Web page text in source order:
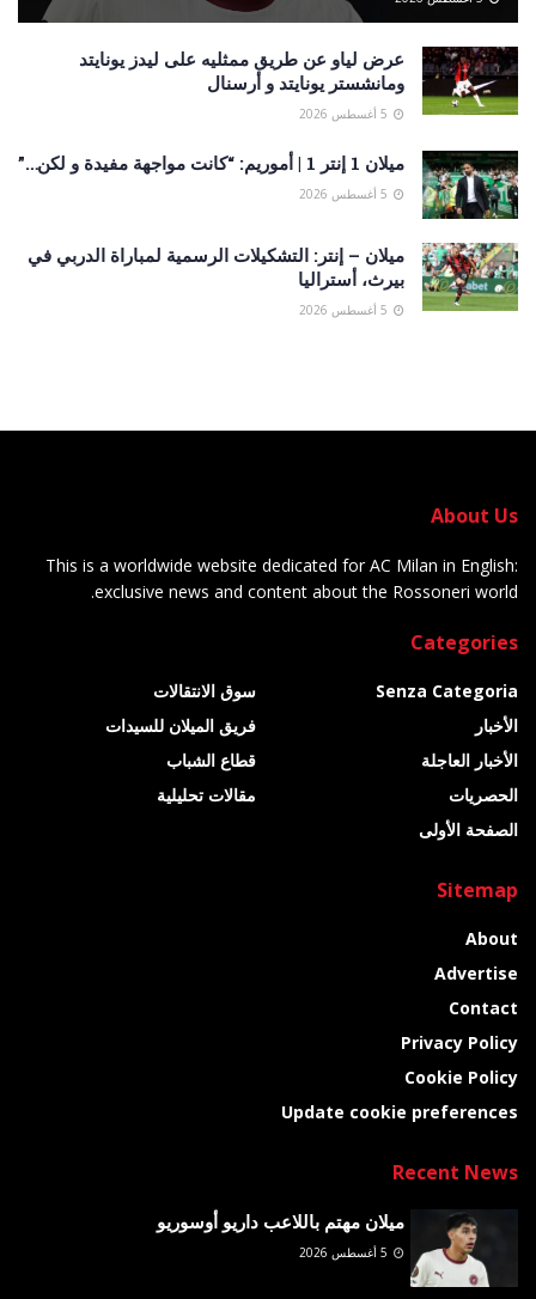
عرض لياو عن طريق ممثليه على ليدز يونايتد
ومانشستر يونايتد و أرسنال
ميلان 1 إنتر 1 | أموريم: “كانت مواجهة مفيدة و لكن…”
ميلان – إنتر: التشكيلات الرسمية لمباراة الدربي في
بيرث، أستراليا
About Us
This is a worldwide website dedicated for AC Milan in English:
exclusive news and content about the Rossoneri world.
Categories
Senza Categoria
الأخبار
الأخبار العاجلة
الحصريات
الصفحة الأولى
سوق الانتقالات
فريق الميلان للسيدات
قطاع الشباب
مقالات تحليلية
Sitemap
About
Advertise
Contact
Privacy Policy
Cookie Policy
Update cookie preferences
Recent News
ميلان مهتم باللاعب داريو أوسوريو